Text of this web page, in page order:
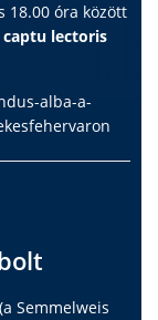
18.00 óra között
lectoris
alba-a-
Semmelweis